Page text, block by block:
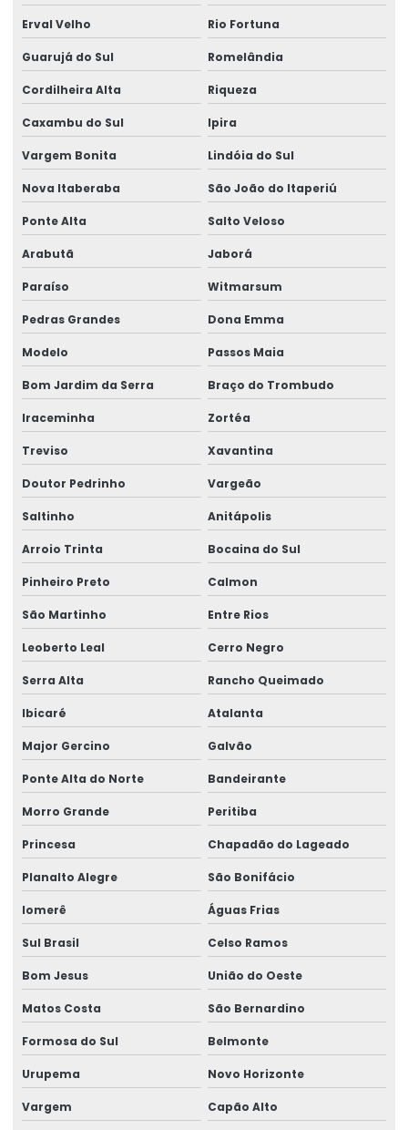
Análise química laboratório
Análise química de metais
Análise química ocupacional
Análise química qualitativa e quantitativa
Análise química quantitativa
Análise de rações
Análise de risco ocupacional
Análise sensorial de bebidas
Análise sensorial química
Análise simples de água para potabilidade
Análise e síntese química
Análise de solo amostragem
Análise de solo completa
Análise de solo contaminado
Análise de solo fertilizante
Análise de solo física
Análise de solo fósforo
Análise de solo laboratório
Análise de solo macro e micronutrientes
Análise de solo passivo ambiental
Análise de solo preço
Análise de solo e sedimento
Avaliação conama 420
Avaliação da qualidade do ar em ambientes climatizados
Erval Velho Rio Fortuna
Guarujá do Sul Romelândia
Cordilheira Alta Riqueza
Caxambu do Sul Ipira
Vargem Bonita Lindóia do Sul
Nova Itaberaba São João do Itaperiú
Ponte Alta Salto Veloso
Arabutã Jaborá
Paraíso Witmarsum
Pedras Grandes Dona Emma
Modelo Passos Maia
Bom Jardim da Serra Braço do Trombudo
Iraceminha Zortéa
Treviso Xavantina
Doutor Pedrinho Vargeão
Saltinho Anitápolis
Arroio Trinta Bocaina do Sul
Pinheiro Preto Calmon
São Martinho Entre Rios
Leoberto Leal Cerro Negro
Serra Alta Rancho Queimado
Ibicaré Atalanta
Major Gercino Galvão
Ponte Alta do Norte Bandeirante
Morro Grande Peritiba
Princesa Chapadão do Lageado
Planalto Alegre São Bonifácio
Iomerê Águas Frias
Sul Brasil Celso Ramos
Bom Jesus União do Oeste
Matos Costa São Bernardino
Formosa do Sul Belmonte
Urupema Novo Horizonte
Vargem Capão Alto